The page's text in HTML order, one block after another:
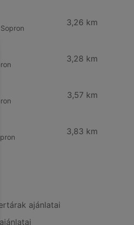
3,26 km
3,28 km
3,57 km
3,83 km
ajánlatai